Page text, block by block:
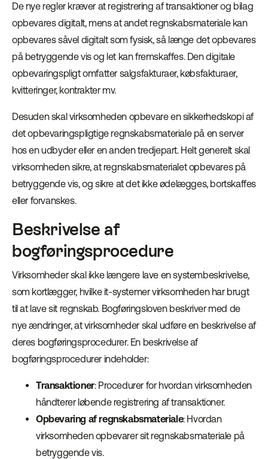
De nye regler kræver at registrering af transaktioner og bilag
opbevares digitalt, mens at andet regnskabsmateriale kan
opbevares såvel digitalt som fysisk, så længe det opbevares
på betryggende vis og let kan fremskaffes. Den digitale
opbevaringspligt omfatter salgsfakturaer, købsfakturaer,
kvitteringer, kontrakter mv.
Desuden skal virksomheden opbevare en sikkerhedskopi af
det opbevaringspligtige regnskabsmateriale på en server
hos en udbyder eller en anden tredjepart. Helt generelt skal
virksomheden sikre, at regnskabsmaterialet opbevares på
betryggende vis, og sikre at det ikke ødelægges, bortskaffes
eller forvanskes.
Beskrivelse af
bogføringsprocedure
Virksomheder skal ikke længere lave en systembeskrivelse,
som kortlægger, hvilke it-systemer virksomheden har brugt
til at lave sit regnskab. Bogføringsloven beskriver med de
nye ændringer, at virksomheder skal udføre en beskrivelse af
deres bogføringsprocedurer. En beskrivelse af
bogføringsprocedurer indeholder:
Transaktioner: Procedurer for hvordan virksomheden
håndterer løbende registrering af transaktioner.
Opbevaring af regnskabsmateriale: Hvordan
virksomheden opbevarer sit regnskabsmateriale på
betryggende vis.